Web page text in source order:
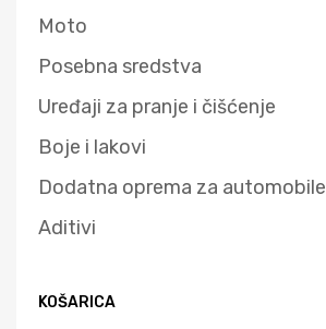
Moto
Posebna sredstva
Uređaji za pranje i čišćenje
Boje i lakovi
Dodatna oprema za automobile
Aditivi
KOŠARICA